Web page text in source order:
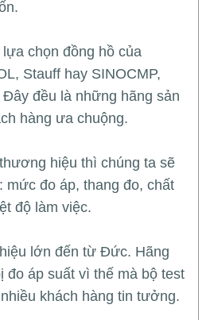
chọn đồng hồ của
Stauff hay SINOCMP,
đều là những hãng sản
hàng ưa chuộng.
hiệu thì chúng ta sẽ
mức đo áp, thang đo, chất
độ làm việc.
lớn đến từ Đức. Hãng
đo áp suất vì thế mà bộ test
khách hàng tin tưởng.